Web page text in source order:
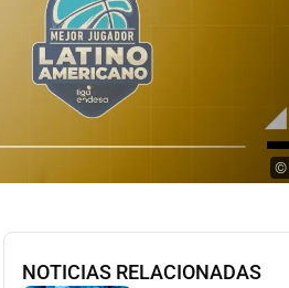
©
NOTICIAS RELACIONADAS